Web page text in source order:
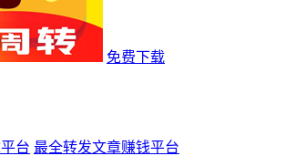
免费下载
台 最全转发文章赚钱平台